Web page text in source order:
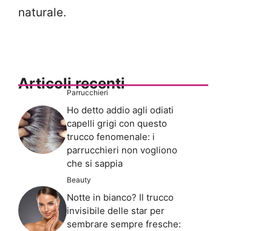
naturale.
Articoli recenti
Parrucchieri
Ho detto addio agli odiati
capelli grigi con questo
trucco fenomenale: i
parrucchieri non vogliono
che si sappia
Beauty
Notte in bianco? Il trucco
invisibile delle star per
sembrare sempre fresche: